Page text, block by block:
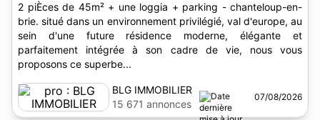
2 piÈces de 45m² + une loggia + parking - chanteloup-en-
brie. situé dans un environnement privilégié, val d'europe, au
sein d'une future résidence moderne, élégante et
parfaitement intégrée à son cadre de vie, nous vous
proposons ce superbe...
BLG IMMOBILIER
15 671 annonces
07/08/2026